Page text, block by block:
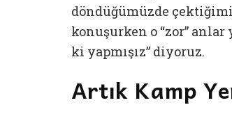
döndüğümüzde
konuşurken o “zor”
ki yapmışız” diyoruz.
Artık Kamp